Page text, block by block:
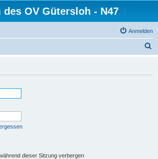
des OV Gütersloh - N47
Anmelden
dieser Sitzung verbergen